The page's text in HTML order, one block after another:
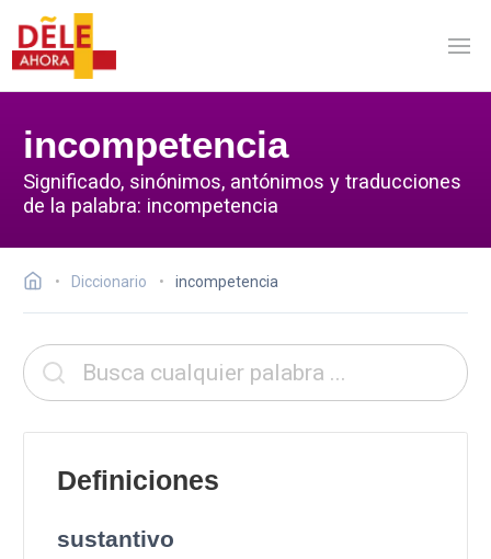
incompetencia
Significado, sinónimos, antónimos y traducciones
de la palabra: incompetencia
Diccionario incompetencia
Definiciones
sustantivo